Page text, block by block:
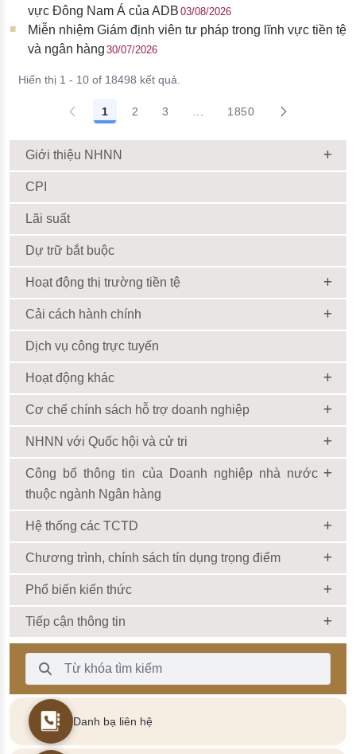
vực Đông Nam Á của ADB 03/08/2026
Miễn nhiệm Giám định viên tư pháp trong lĩnh vực tiền tệ
và ngân hàng 30/07/2026
Hiển thị 1 - 10 of 18498 kết quả.
1 2 3 ... 1850
Giới thiệu NHNN
CPI
Lãi suất
Dự trữ bắt buộc
Hoạt động thị trường tiền tệ
Cải cách hành chính
Dịch vụ công trực tuyến
Hoạt động khác
Cơ chế chính sách hỗ trợ doanh nghiệp
NHNN với Quốc hội và cử tri
Công bố thông tin của Doanh nghiệp nhà nước
thuộc ngành Ngân hàng
Hệ thống các TCTD
Chương trình, chính sách tín dụng trọng điểm
Phổ biến kiến thức
Tiếp cận thông tin
Thanh Tìm kiếm
Danh bạ liên hệ